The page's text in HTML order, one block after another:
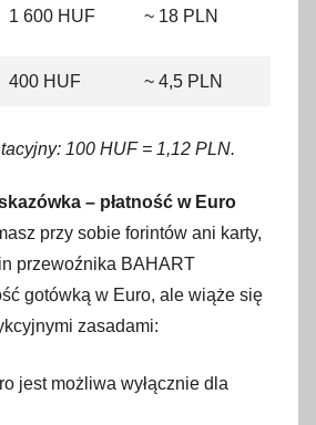
1 600 HUF ~ 18 PLN
400 HUF ~ 4,5 PLN
100 HUF = 1,12 PLN.
– płatność w Euro
przy sobie forintów ani karty,
przewoźnika BAHART
gotówką w Euro, ale wiąże się
zasadami:
jest możliwa wyłącznie dla